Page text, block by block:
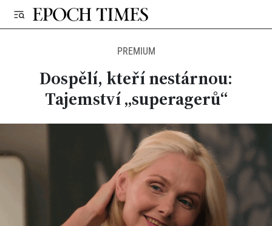
PREMIUM
Dospělí, kteří nestárnou:
Tajemství „superagerů“